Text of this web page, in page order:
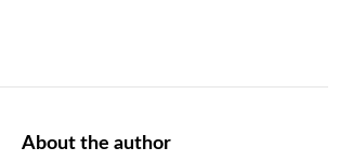
About the author